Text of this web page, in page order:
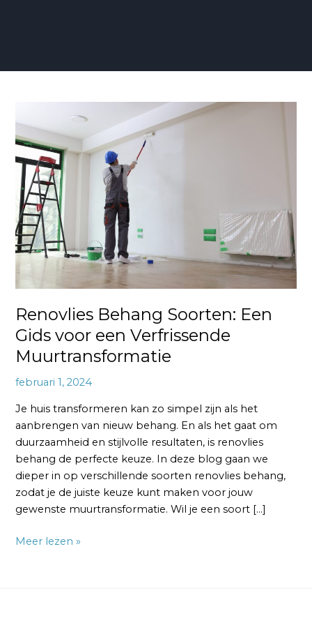
Renovlies Behang Soorten: Een
Gids voor een Verfrissende
Muurtransformatie
februari 1, 2024
Je huis transformeren kan zo simpel zijn als het
aanbrengen van nieuw behang. En als het gaat om
duurzaamheid en stijlvolle resultaten, is renovlies
behang de perfecte keuze. In deze blog gaan we
dieper in op verschillende soorten renovlies behang,
zodat je de juiste keuze kunt maken voor jouw
gewenste muurtransformatie. Wil je een soort […]
Behang
Soorten:
Een
Gids
voor
een
Verfrissende
Muurtransformatie
Meer lezen »